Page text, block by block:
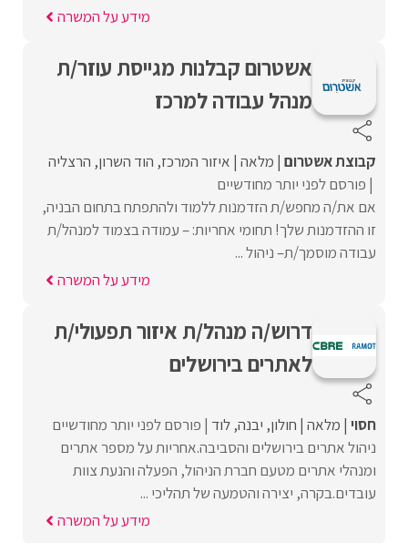
מידע על המשרה
אשטרום קבלנות מגייסת עוזר/ת
מנהל עבודה למרכז
קבוצת אשטרום מלאה איזור המרכז הוד השרון הרצליה
פורסם לפני יותר מחודשיים
אם את/ה מחפש/ת הזדמנות ללמוד ולהתפתח בתחום הבניה,
זו ההזדמנות שלך! תחומי אחריות: – עמודה בצמוד למנהל/ת
עבודה מוסמך/ת– ניהול ...
מידע על המשרה
דרוש/ה מנהל/ת איזור תפעולי/ת
לאתרים בירושלים
חסוי מלאה חולון יבנה לוד פורסם לפני יותר מחודשיים
ניהול אתרים בירושלים והסביבה.אחריות על מספר אתרים
ומנהלי אתרים מטעם חברת הניהול, הפעלה והנעת צוות
עובדים.בקרה, יצירה והטמעה של תהליכי ...
מידע על המשרה